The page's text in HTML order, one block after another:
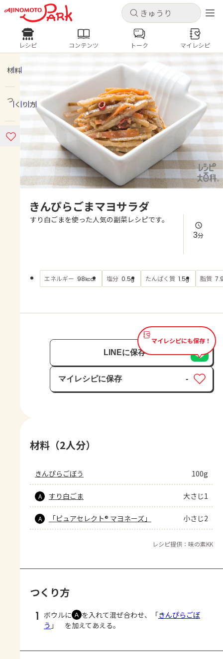
キャンセル
ログインするとレシピを保存できます
新規登録
ホーム
コンテンツ
レシピ
よくあるお問い合わせ
AJINOMOTO PARK とは
キャンセル
レシピ コンテンツ
人気の食材・レシピ
きゅうり なす トマト
とうもろこし
ピーマン
みょうが ゴーヤ
レシピ コンテンツ トーク マイレシピ
材料
つくり方
きんぴらごまマヨサラダ
すり白ごまを使った人気の副菜レシピです。
3分
エネルギー 98kcal 塩分 0.5g たんぱく質 1.5g 脂質
マイレシピにも保存！
LINEに保存
マイレシピに保存
保存済み
-
材料（2人分）
きんぴらごぼう 100g
A すり白ごま 大さじ1
A 「ピュアセレクト® マヨネーズ」 小さじ2
レシピ提供：味の素KK
つくり方
1 ボウルに Ａ を入れて混ぜ合わせ、「きんぴらごぼ
う 」 を加えてあえる。